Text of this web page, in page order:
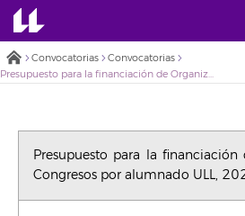
Convocatorias
Convocatorias
Presupuesto para la financiación de Organización de Congresos por alumnado ULL, 2026
Presupuesto para la
Congresos por alumnado ULL,